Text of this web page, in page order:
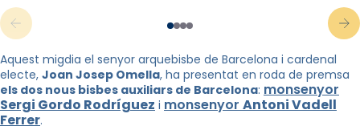
Aquest migdia el senyor arquebisbe de Barcelona i cardenal
electe, Joan Josep Omella, ha presentat en roda de premsa
els dos nous bisbes auxiliars de Barcelona: monsenyor
Sergi Gordo Rodríguez i monsenyor Antoni Vadell
Ferrer.